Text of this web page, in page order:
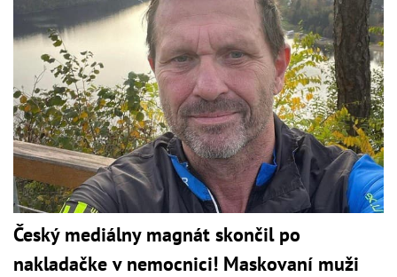
Český mediálny magnát skončil po
nakladačke v nemocnici! Maskovaní muži